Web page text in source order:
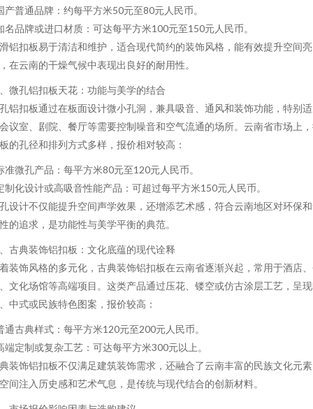
产普通品牌：约每平方米50元至80元人民币。
名品牌或进口材质：可达每平方米100元至150元人民币。
铝扣板易于清洁和维护，适合现代简约的装饰风格，能有效提升空间亮
在云南的干燥气候中表现出良好的耐用性。
微孔铝扣板天花：功能与美学的结合
铝扣板通过在板面设计微小孔洞，兼具吸音、通风和装饰功能，特别
议室、剧院、餐厅等需要控制噪音和空气流通的场所。云南省市场上
的孔径和排列方式多样，报价相对较高：
准微孔产品：每平方米80元至120元人民币。
制化设计或高吸音性能产品：可超过每平方米150元人民币。
设计不仅能提升空间声学效果，还增添艺术感，符合云南地区对环保
的追求，是功能性与美学平衡的典范。
古典装饰铝扣板：文化底蕴的现代诠释
装饰风格的多元化，古典装饰铝扣板在云南省逐渐兴起，常用于酒店
文化场馆等高端项目。这类产品通过压花、镂空或仿古涂层工艺，呈
中式或民族特色图案，报价较高：
通古典样式：每平方米120元至200元人民币。
端定制或复杂工艺：可达每平方米300元以上。
装饰铝扣板不仅满足建筑装饰需求，还融合了云南丰富的民族文化元
间注入历史感和艺术气息，是传统与现代结合的创新材料。